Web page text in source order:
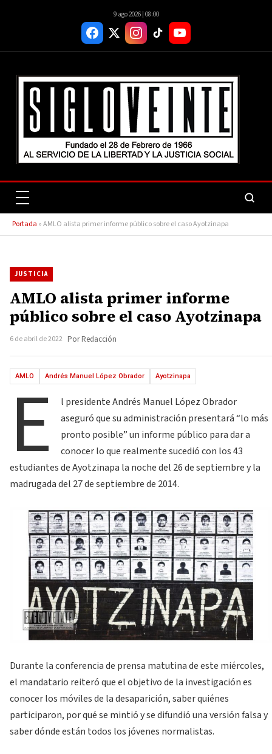
9 ago 2026 | 08:00
Portada »AMLO alista primer informe público sobre el caso Ayotzinapa
JUSTICIA
AMLO alista primer informe
público sobre el caso Ayotzinapa
6 de abril de 2022 Por Redacción
AMLO Andrés Manuel López Obrador Ayotzinapa
E
l presidente Andrés Manuel López Obrador
aseguró que su administración presentará “lo más
pronto posible” un informe público para dar a
conocer lo que realmente sucedió con los 43
estudiantes de Ayotzinapa la noche del 26 de septiembre y la
madrugada del 27 de septiembre de 2014.
Durante la conferencia de prensa matutina de este miércoles,
el mandatario reiteró que el objetivo de la investigación es
conocer los móviles de la desaparición, saber quiénes
participaron, por qué se mintió y se difundió una versión falsa y
saber dónde están todos los jóvenes normalistas.